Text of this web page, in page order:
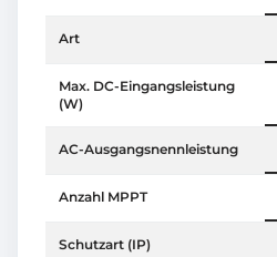
Art
Max. DC-Eingangsleistung
(W)
AC-Ausgangsnennleistung
Anzahl MPPT
Schutzart (IP)